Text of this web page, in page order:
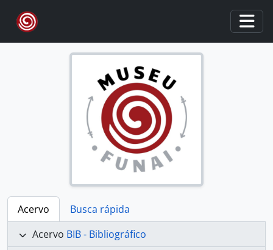
Skip to main content
Acervo
Busca rápida
Acervo BIB - Bibliográfico